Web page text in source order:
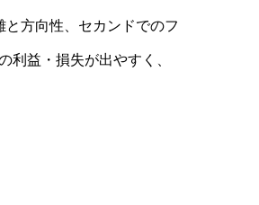
方向性、セカンドでのフ
利益・損失が出やすく、